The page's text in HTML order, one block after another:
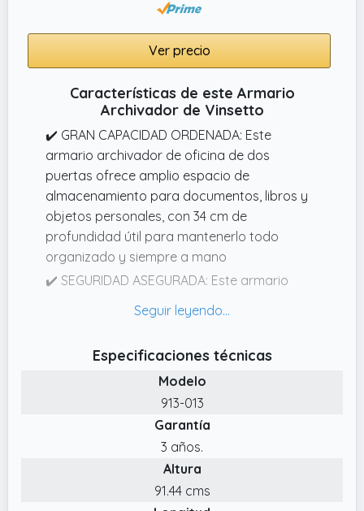
Ver precio
Características de este Armario
Archivador de Vinsetto
✔️ GRAN CAPACIDAD ORDENADA: Este
armario archivador de oficina de dos
puertas ofrece amplio espacio de
almacenamiento para documentos, libros y
objetos personales, con 34 cm de
profundidad útil para mantenerlo todo
organizado y siempre a mano
✔️ SEGURIDAD ASEGURADA: Este armario
dos llaves, ideal para proteger documentos
de valor en la oficina, el despacho o el
✔️ RESISTENTE Y ESTABLE: Fabricado en
acero laminado en frío, este armario
archivador ofrece gran estabilidad y
durabilidad; además, incluye sistema
antivuelco para mayor seguridad y un uso
prolongado en oficinas, despachos y
Especificaciones técnicas
Modelo
913-013
Garantía
3 años.
Altura
91.44 cms